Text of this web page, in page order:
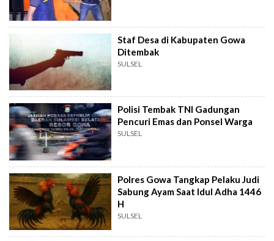
Staf Desa di Kabupaten Gowa
Ditembak
SULSEL
Polisi Tembak TNI Gadungan
Pencuri Emas dan Ponsel Warga
SULSEL
Polres Gowa Tangkap Pelaku Judi
Sabung Ayam Saat Idul Adha 1446
H
SULSEL